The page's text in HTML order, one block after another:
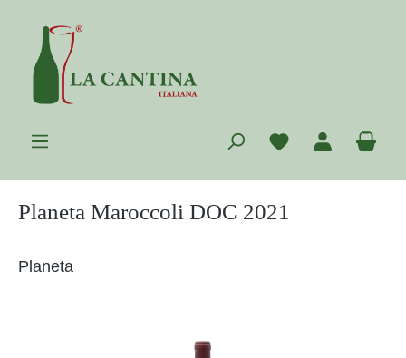
Zum Hauptinhalt springen
Du hast 0
Planeta Maroccoli DOC 2021
Planeta